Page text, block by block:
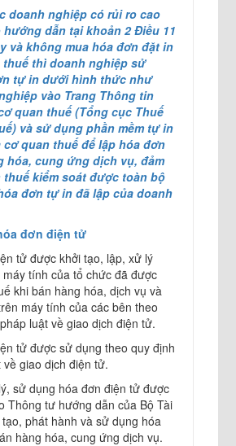
doanh nghiệp có rủi ro cao
hướng dẫn tại khoản 2 Điều 11
và không mua hóa đơn đặt in
thuế thì doanh nghiệp sử
tự in dưới hình thức như
vào Trang Thông tin
quan thuế (Tổng cục Thuế
và sử dụng phần mềm tự in
cơ quan thuế để lập hóa đơn
hóa, cung ứng dịch vụ, đảm
thuế kiểm soát được toàn bộ
đơn tự in đã lập của doanh
đơn điện tử
tử được khởi tạo, lập, xử lý
tính của tổ chức đã được
khi bán hàng hóa, dịch vụ và
máy tính của các bên theo
luật về giao dịch điện tử.
tử được sử dụng theo quy định
giao dịch điện tử.
sử dụng hóa đơn điện tử được
Thông tư hướng dẫn của Bộ Tài
phát hành và sử dụng hóa
hàng hóa, cung ứng dịch vụ.